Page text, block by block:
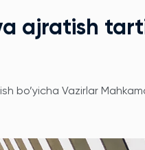
ajratish
bo’yicha Vazirlar